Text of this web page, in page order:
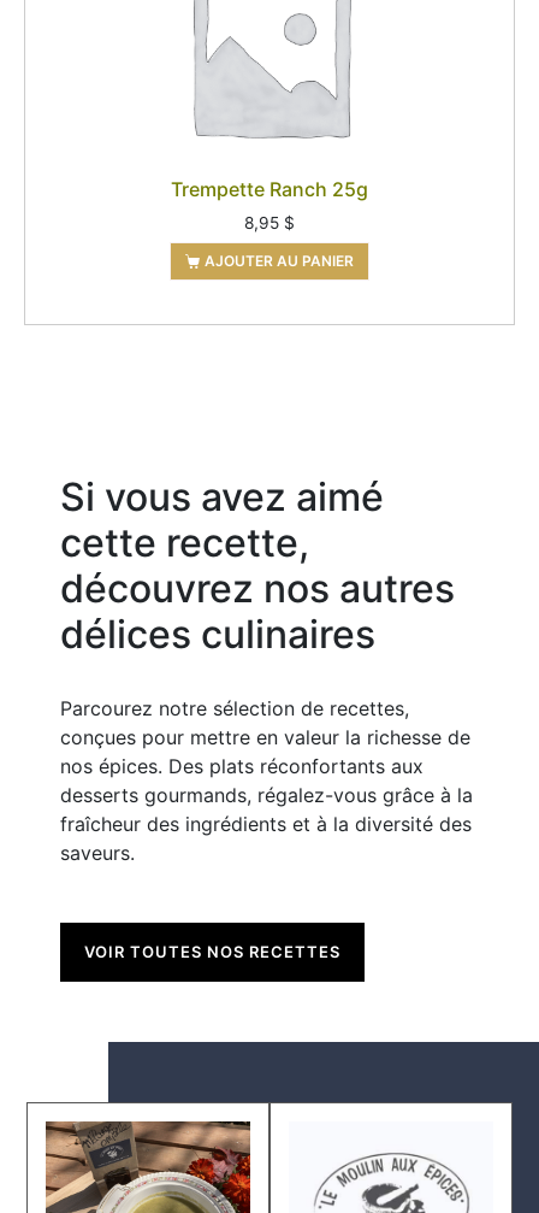
Trempette Ranch 25g
8,95 $
AJOUTER AU PANIER
Si vous avez aimé
cette recette,
découvrez nos autres
délices culinaires
Parcourez notre sélection de recettes,
conçues pour mettre en valeur la richesse de
nos épices. Des plats réconfortants aux
desserts gourmands, régalez-vous grâce à la
fraîcheur des ingrédients et à la diversité des
saveurs.
VOIR TOUTES NOS RECETTES